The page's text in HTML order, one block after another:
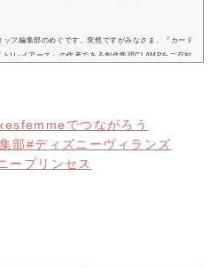
フ編集部のめぐです。突然ですがみなさま、『カード
)レイアース』の作者である創作集団CLAMPをご存知
でつながろう
部#ディズニーヴィランズ
ープリンセス